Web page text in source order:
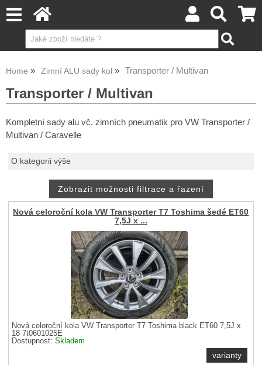
Home Zimní ALU sady kol Transporter / Multivan
Transporter / Multivan
Kompletní sady alu vč. zimních pneumatik pro VW Transporter /
Multivan / Caravelle
O kategorii výše
Nová celoroční kola VW Transporter T7 Toshima šedé ET60
7,5J x ...
Nová celoroční kola VW Transporter T7 Toshima black ET60 7,5J x
18 7t0601025E
Dostupnost:Skladem
varianty